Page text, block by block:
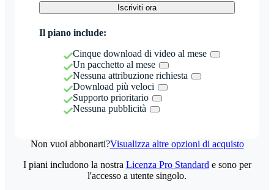
Iscriviti ora
Il piano include:
Cinque download di video al mese
Un pacchetto al mese
Nessuna attribuzione richiesta
Download più veloci
Supporto prioritario
Nessuna pubblicità
Non vuoi abbonarti?Visualizza altre opzioni di acquisto
I piani includono la nostra Licenza Pro Standard e sono per
l'accesso a utente singolo.